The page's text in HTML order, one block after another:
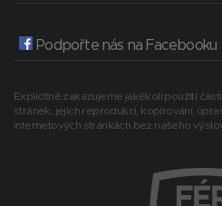
Podpořte nás na Facebooku
Explicitně zakazujeme jakékoli použití
stránek, jejich reprodukci, kopírování,
internetových stránkách bez našeho